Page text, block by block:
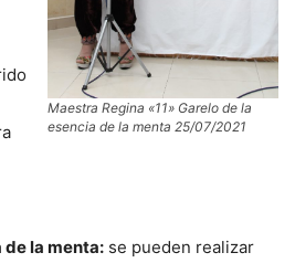
Maestra Regina «11» Garelo de la
esencia de la menta 25/07/2021
de la menta: se pueden realizar